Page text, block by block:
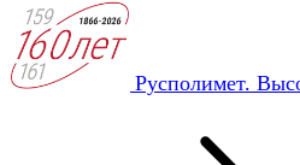
Русполимет.